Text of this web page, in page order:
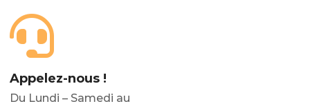
Appelez-nous !
Du Lundi – Samedi au